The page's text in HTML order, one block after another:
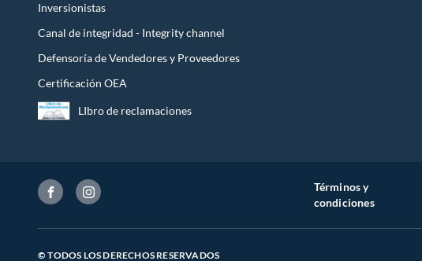
Inversionistas
Canal de integridad - Integrity channel
Defensoría de Vendedores y Proveedores
Certificación OEA
LIbro de reclamaciones
Términos y
condiciones
© TODOS LOS DERECHOS RESERVADOS